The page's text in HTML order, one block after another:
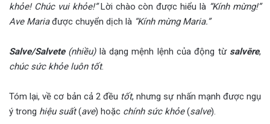
khỏe! Chúc vui khỏe!”Lời chào còn được hiểu là “Kính mừng!”
Ave Mariađược chuyển dịch là “Kính mừng Maria.”
Salve/Salvete (nhiều)là dạng mệnh lệnh của động từ salvēre,
chúcsức khỏe luôn tốt.
Tóm lại, về cơ bản cả 2 đều tốt, nhưng sự nhấn mạnh được ngụ
ý trong hiệu suất(ave) hoặc chính sức khỏe(salve).